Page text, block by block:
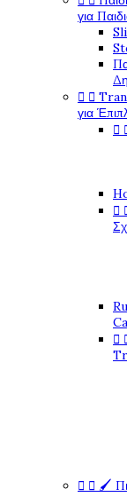
για
 
για



  🖌️